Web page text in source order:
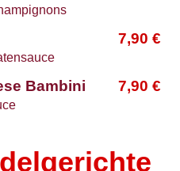
7,90 €
Bambini 7,90 €